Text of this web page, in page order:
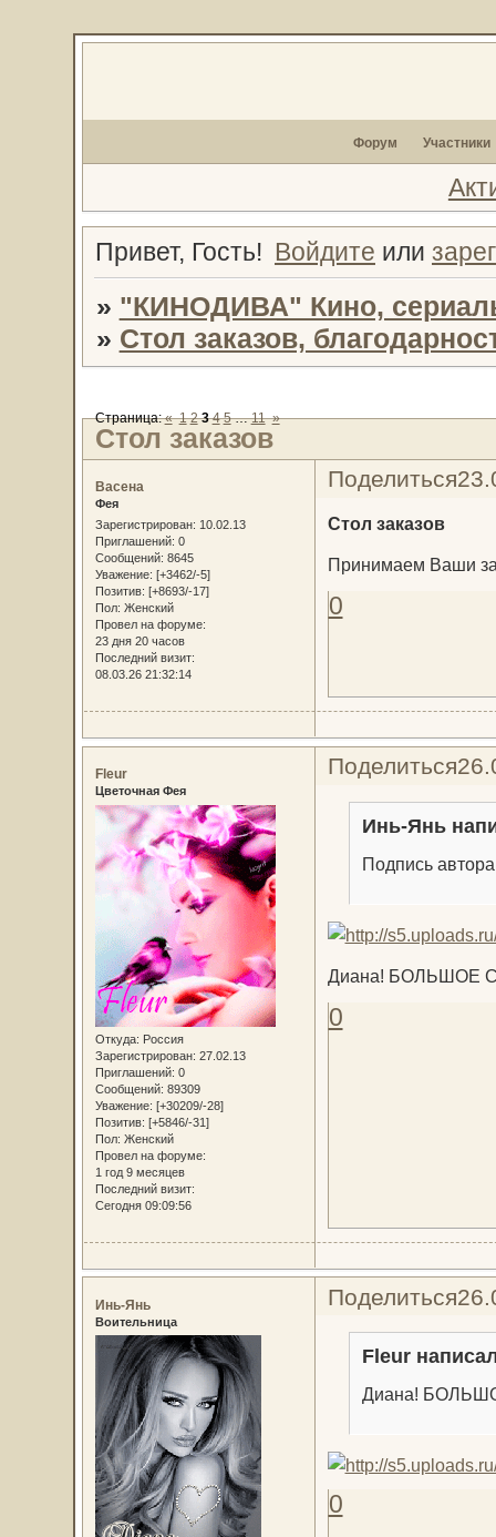
Форум Участники
Привет, Гость! Войдите или
» "КИНОДИВА" Кино,
» Стол заказов,
Стол заказов
Страница:« 1 2 3 4 5 … 11 »
Поделиться
Васена
Фея
Зарегистрирован: 10.02.13
Приглашений: 0
Сообщений: 8645
Уважение: [+3462/-5]
Позитив: [+8693/-17]
Пол: Женский
Провел на форуме:
23 дня 20 часов
Последний визит:
08.03.26 21:32:14
Стол заказов
Принимаем Ваши
0
Поделиться
Fleur
Цветочная Фея
Откуда: Россия
Зарегистрирован: 27.02.13
Приглашений: 0
Сообщений: 89309
Уважение: [+30209/-28]
Позитив: [+5846/-31]
Пол: Женский
Провел на форуме:
1 год 9 месяцев
Последний визит:
Сегодня 09:09:56
Инь-Янь
Подпись автора
Диана! БОЛЬШОЕ
0
Поделиться
Инь-Янь
Воительница
Fleur
Диана!
0